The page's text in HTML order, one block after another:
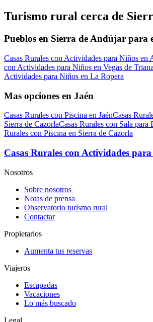
Turismo rural cerca de
Pueblos en Sierra de Andújar para
Casas Rurales con Actividades para Niños en
con Actividades para Niños en Vegas de Triana
Actividades para Niños en La Ropera
Mas opciones en Jaén
Casas Rurales con Piscina en JaénCasas
Sierra de CazorlaCasas Rurales con Sala para
Rurales con Piscina en Sierra de Cazorla
Casas Rurales con Actividades
Nosotros
Sobre nosotros
Notas de prensa
Observatorio turismo rural
Contactar
Propietarios
Aumenta tus reservas
Viajeros
Escapadas
Vacaciones
Lo más buscado
Legal